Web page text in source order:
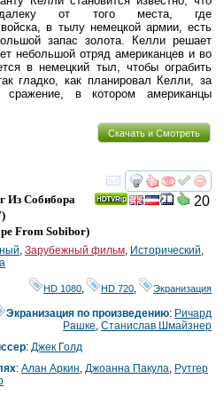
от того места, где
в тылу немецкой армии, есть
запас золота. Келли решает
небольшой отряд американцев и во
в немецкий тыл, чтобы ограбить
гладко, как планировал Келли, за
сражение, в котором американцы
Скачать и Смотреть
смотреть
20
Из Собибора
From Sobibor)
, Зарубежный фильм, Исторический,
HD 1080 HD 720 Экранизация
Экранизация по произведению: Ричард
Рашке,Станислав Шмайзнер
: Джек Голд
: Алан Аркин, Джоанна Пакула, Рутгер